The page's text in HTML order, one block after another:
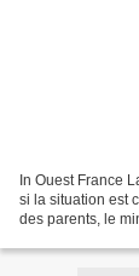
In Ouest France
si la situation est
des parents, le